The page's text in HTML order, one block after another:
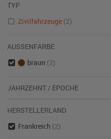
TYP
Zivilfahrzeuge (2)
AUSSENFARBE
braun (2)
JAHRZEHNT / EPOCHE
HERSTELLERLAND
Frankreich (2)